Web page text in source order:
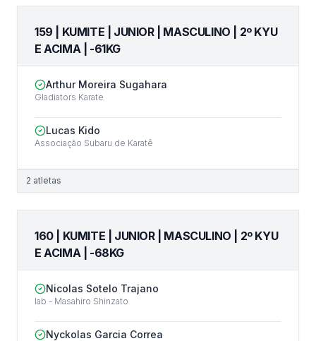
159 | KUMITE | JUNIOR | MASCULINO | 2º KYU
E ACIMA | -61KG
Arthur Moreira Sugahara
Gladiators Karate
Lucas Kido
Associação Subaru de Karatê
2 atletas
160 | KUMITE | JUNIOR | MASCULINO | 2º KYU
E ACIMA | -68KG
Nicolas Sotelo Trajano
Iab - Masahiro Shinzato
Nyckolas Garcia Correa